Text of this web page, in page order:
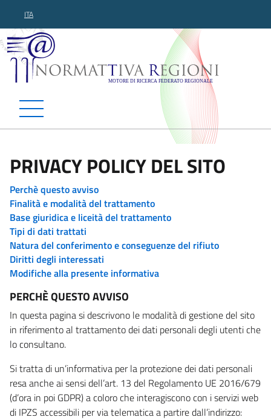
ITA
Normattiva Regioni -
PRIVACY POLICY DEL SITO
Perchè questo avviso
Finalità e modalità del trattamento
Base giuridica e liceità del trattamento
Tipi di dati trattati
Natura del conferimento e conseguenze del rifiuto
Diritti degli interessati
Modifiche alla presente informativa
PERCHÈ QUESTO AVVISO
In questa pagina si descrivono le modalità di gestione del sito
in riferimento al trattamento dei dati personali degli utenti che
lo consultano.
Si tratta di un’informativa per la protezione dei dati personali
resa anche ai sensi dell’art. 13 del Regolamento UE 2016/679
(d’ora in poi GDPR) a coloro che interagiscono con i servizi web
di IPZS accessibili per via telematica a partire dall’indirizzo: